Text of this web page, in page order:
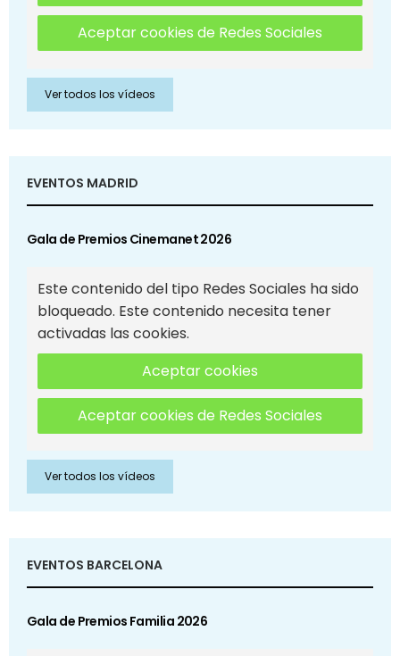
Aceptar cookies de Redes Sociales
Ver todos los vídeos
EVENTOS MADRID
Gala de Premios Cinemanet 2026
Este contenido del tipo Redes Sociales ha sido
bloqueado. Este contenido necesita tener
activadas las cookies.
Aceptar cookies
Aceptar cookies de Redes Sociales
Ver todos los vídeos
EVENTOS BARCELONA
Gala de Premios Familia 2026